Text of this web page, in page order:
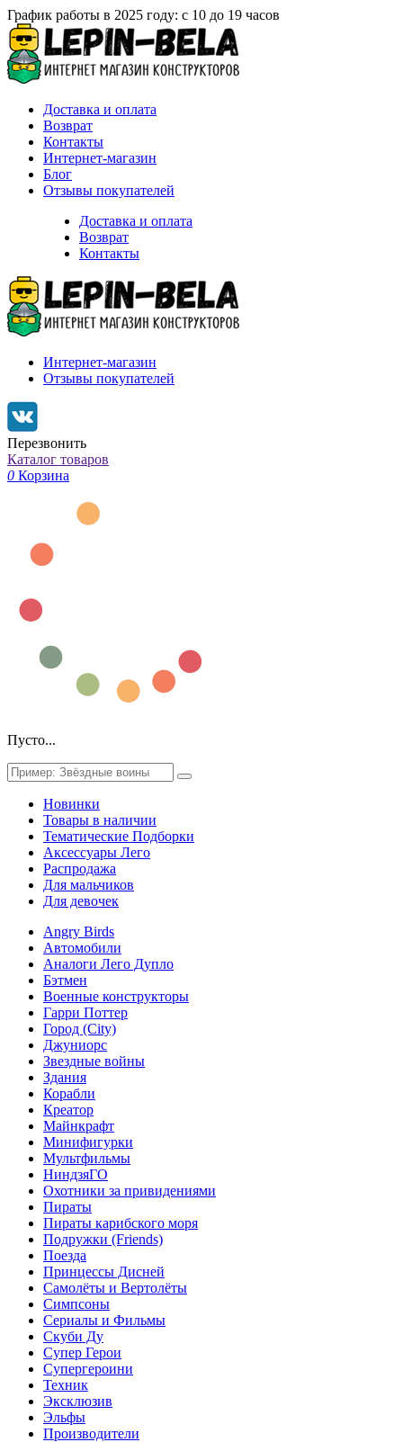
График работы в 2025 году: с 10 до 19 часов
Доставка и оплата
Возврат
Контакты
Интернет-магазин
Блог
Отзывы покупателей
Доставка и оплата
Возврат
Контакты
Интернет-магазин
Отзывы покупателей
Перезвонить
Каталог товаров
0 Корзина
Пусто...
Новинки
Товары в наличии
Тематические Подборки
Аксессуары Лего
Распродажа
Для мальчиков
Для девочек
Angry Birds
Автомобили
Аналоги Лего Дупло
Бэтмен
Военные конструкторы
Гарри Поттер
Город (City)
Джуниорс
Звездные войны
Здания
Корабли
Креатор
Майнкрафт
Минифигурки
Мультфильмы
НиндзяГО
Охотники за привидениями
Пираты
Пираты карибского моря
Подружки (Friends)
Поезда
Принцессы Дисней
Самолёты и Вертолёты
Симпсоны
Сериалы и Фильмы
Скуби Ду
Супер Герои
Супергероини
Техник
Эксклюзив
Эльфы
Производители